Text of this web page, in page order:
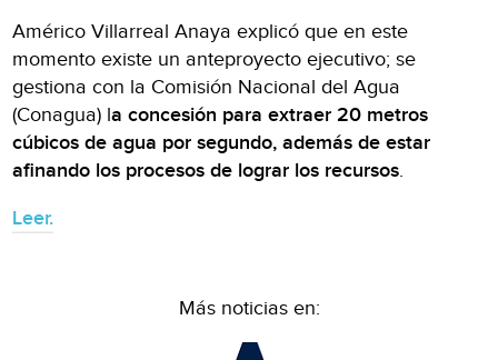
Américo Villarreal Anaya explicó que en este
momento existe un anteproyecto ejecutivo; se
gestiona con la Comisión Nacional del Agua
(Conagua) la concesión para extraer 20 metros
cúbicos de agua por segundo, además de estar
afinando los procesos de lograr los recursos.
Leer.
Más noticias en: